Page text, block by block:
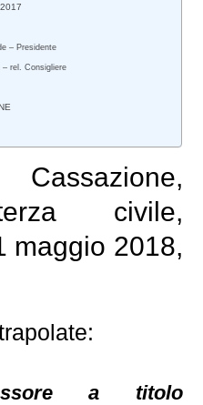
– Presidente
– rel. Consigliere
civile,
maggio 2018,
a titolo